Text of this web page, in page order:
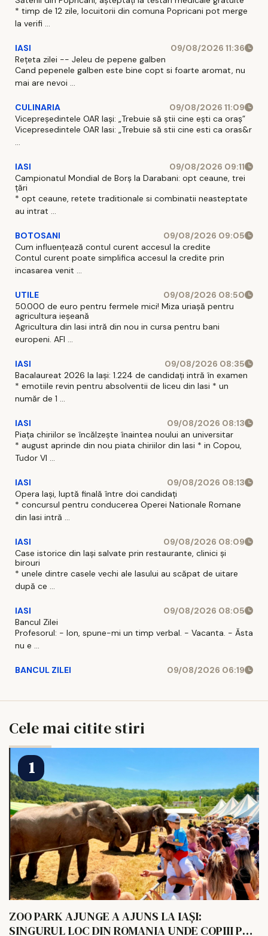
* timp de 12 zile, locuitorii din comuna Popricani pot merge
la verifi ...
IASI
09/08/2026 11:36
Rețeta zilei -- Jeleu de pepene galben
Cand pepenele galben este bine copt si foarte aromat, nu
mai are nevoi ...
CULINARIA
09/08/2026 11:09
Vicepreședintele OAR Iași: „Trebuie să știi cine ești ca oraș”
Vicepresedintele OAR Iasi: „Trebuie să stii cine esti ca oras&r
...
IASI
09/08/2026 09:11
Campionatul Mondial de Borș la Darabani: opt ceaune, trei
țări
* opt ceaune, retete traditionale si combinatii neasteptate
au intrat ...
BOTOSANI
09/08/2026 09:05
Cum influențează contul curent accesul la credite
Contul curent poate simplifica accesul la credite prin
incasarea venit ...
UTILE
09/08/2026 08:50
50.000 de euro pentru fermele mici! Miza uriașă pentru
agricultura ieșeană
Agricultura din Iasi intră din nou in cursa pentru bani
europeni. AFI ...
IASI
09/08/2026 08:35
Bacalaureat 2026 la Iași: 1.224 de candidați intră în examen
* emotiile revin pentru absolventii de liceu din Iasi * un
număr de 1 ...
IASI
09/08/2026 08:13
Piața chiriilor se încălzește înaintea noului an universitar
* august aprinde din nou piata chiriilor din Iasi * in Copou,
Tudor Vl ...
IASI
09/08/2026 08:13
Opera Iași, luptă finală între doi candidați
* concursul pentru conducerea Operei Nationale Romane
din Iasi intră ...
IASI
09/08/2026 08:09
Case istorice din Iași salvate prin restaurante, clinici și
birouri
* unele dintre casele vechi ale Iasului au scăpat de uitare
după ce ...
IASI
09/08/2026 08:05
Bancul Zilei
Profesorul: - Ion, spune-mi un timp verbal. - Vacanta. - Ăsta
nu e ...
BANCUL ZILEI 09/08/2026 06:19
Cele mai citite stiri
ZOO PARK AJUNGE A AJUNS LA IAȘI:
SINGURUL LOC DIN ROMANIA UNDE COPIII POT